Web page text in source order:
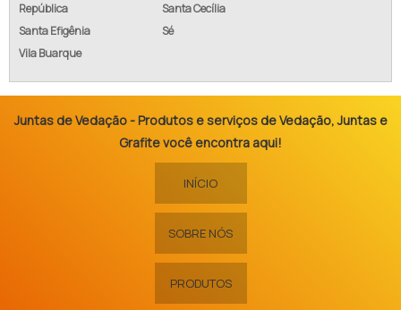
República
Santa Cecília
Santa Efigênia
Sé
Vila Buarque
Juntas de Vedação - Produtos e serviços de Vedação, Juntas e
Grafite você encontra aqui!
INÍCIO
SOBRE NÓS
PRODUTOS